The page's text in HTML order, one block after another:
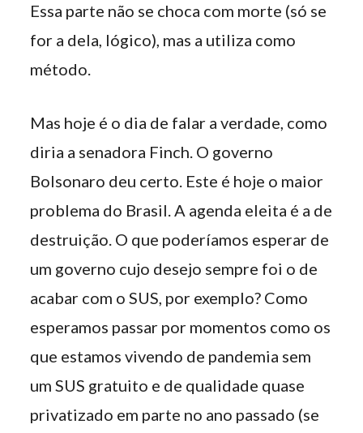
Essa parte não se choca com morte (só se
for a dela, lógico), mas a utiliza como
método.
Mas hoje é o dia de falar a verdade, como
diria a senadora Finch. O governo
Bolsonaro deu certo. Este é hoje o maior
problema do Brasil. A agenda eleita é a de
destruição. O que poderíamos esperar de
um governo cujo desejo sempre foi o de
acabar com o SUS, por exemplo? Como
esperamos passar por momentos como os
que estamos vivendo de pandemia sem
um SUS gratuito e de qualidade quase
privatizado em parte no ano passado (se